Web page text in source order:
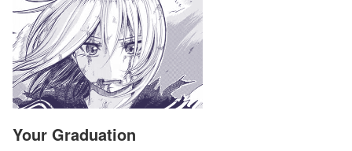
Your Graduation